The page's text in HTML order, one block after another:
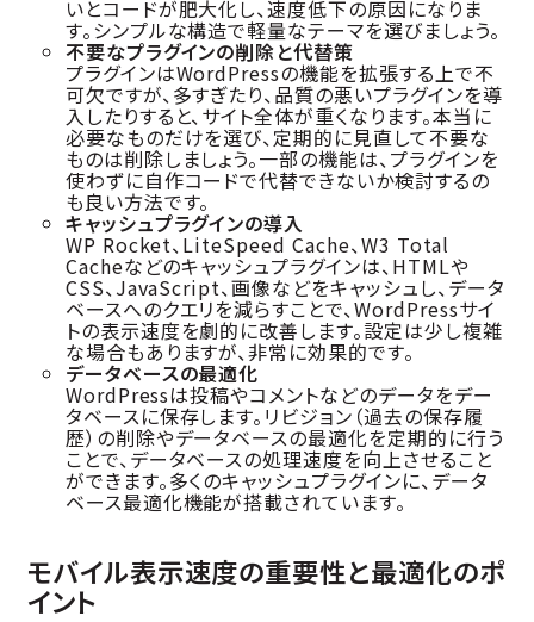
いとコードが肥大化し、速度低下の原因になりま
す。シンプルな構造で軽量なテーマを選びましょう。
不要なプラグインの削除と代替策
プラグインはWordPressの機能を拡張する上で不
可欠ですが、多すぎたり、品質の悪いプラグインを導
入したりすると、サイト全体が重くなります。本当に
必要なものだけを選び、定期的に見直して不要な
ものは削除しましょう。一部の機能は、プラグインを
使わずに自作コードで代替できないか検討するの
も良い方法です。
キャッシュプラグインの導入
WP Rocket、LiteSpeed Cache、W3 Total
Cacheなどのキャッシュプラグインは、HTMLや
CSS、JavaScript、画像などをキャッシュし、データ
ベースへのクエリを減らすことで、WordPressサイ
トの表示速度を劇的に改善します。設定は少し複雑
な場合もありますが、非常に効果的です。
データベースの最適化
WordPressは投稿やコメントなどのデータをデー
タベースに保存します。リビジョン（過去の保存履
歴）の削除やデータベースの最適化を定期的に行う
ことで、データベースの処理速度を向上させること
ができます。多くのキャッシュプラグインに、データ
ベース最適化機能が搭載されています。
モバイル表示速度の重要性と最適化のポ
イント